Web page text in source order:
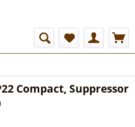
Compact, Suppressor